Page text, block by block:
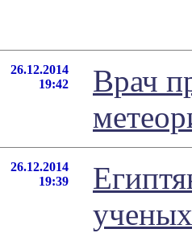
26.12.2014
19:42
Врач
26.12.2014
19:39